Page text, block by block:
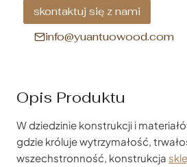
skontaktuj się z nami
info@yuantuowood.com
Opis Produktu
W dziedzinie konstrukcji i
gdzie króluje wytrzymałość,
wszechstronność, konstrukcja